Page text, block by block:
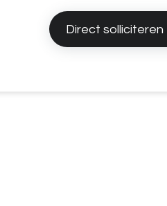
Direct solliciteren